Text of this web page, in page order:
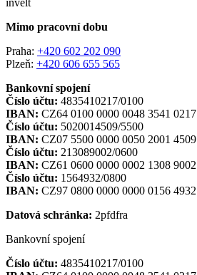
invelt
Mimo pracovní dobu
Praha: +420 602 202 090
Plzeň: +420 606 655 565
Bankovní spojení
Číslo účtu: 4835410217/0100
IBAN: CZ64 0100 0000 0048 3541 0217
Číslo účtu: 5020014509/5500
IBAN: CZ07 5500 0000 0050 2001 4509
Číslo účtu: 213089002/0600
IBAN: CZ61 0600 0000 0002 1308 9002
Číslo účtu: 1564932/0800
IBAN: CZ97 0800 0000 0000 0156 4932
Datová schránka: 2pfdfra
Bankovní spojení
Číslo účtu: 4835410217/0100